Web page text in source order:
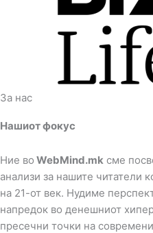
За нас
Нашиот фокус
Ние во WebMind.mk сме
анализи за нашите читатели
на 21-от век. Нудиме
напредок во денешниот
пресечни точки на